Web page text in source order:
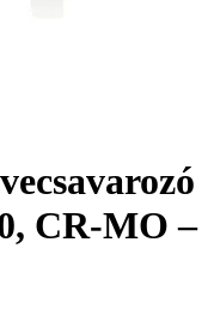
CR-MO –